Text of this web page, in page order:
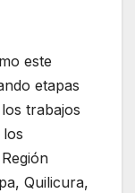
este
etapas
trabajos
Quilicura,